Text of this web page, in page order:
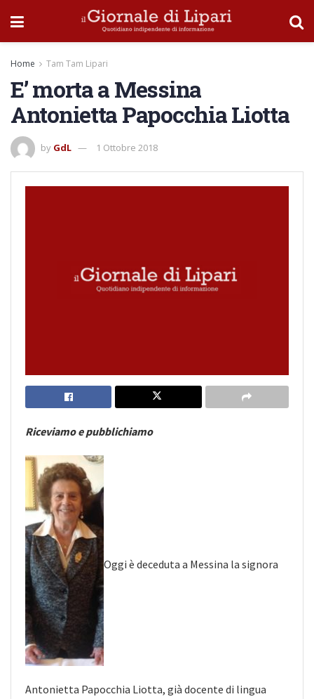
Home Tam Tam Lipari
E’ morta a Messina
Antonietta Papocchia Liotta
by GdL 1 Ottobre 2018
Riceviamo e pubblichiamo
Oggi è deceduta a Messina la signora
Antonietta Papocchia Liotta, già docente di lingua